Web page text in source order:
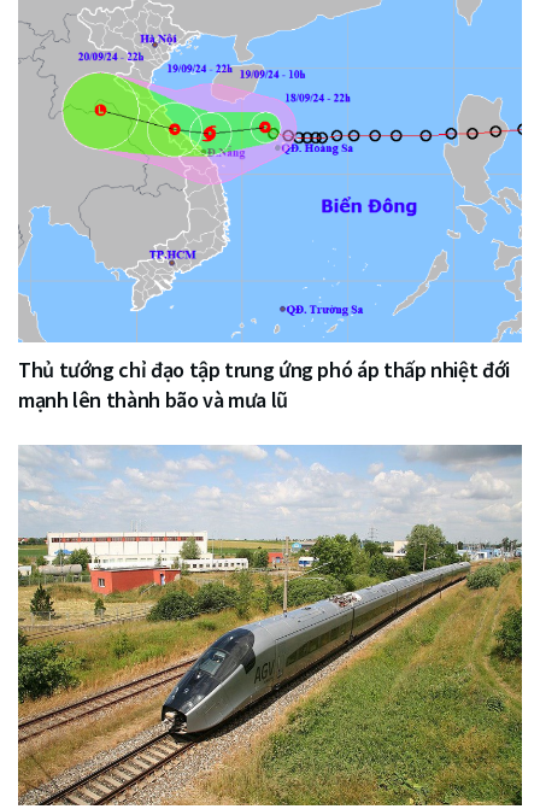
Thủ tướng chỉ đạo tập trung ứng phó áp thấp nhiệt đới
mạnh lên thành bão và mưa lũ